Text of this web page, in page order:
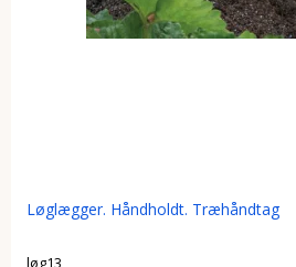
Løglægger. Håndholdt. Træhåndtag